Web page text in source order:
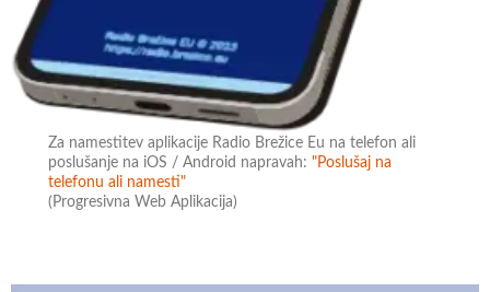
Za namestitev aplikacije Radio Brežice Eu na telefon ali
poslušanje na iOS / Android napravah:"Poslušaj na
telefonu ali namesti"
(Progresivna Web Aplikacija)